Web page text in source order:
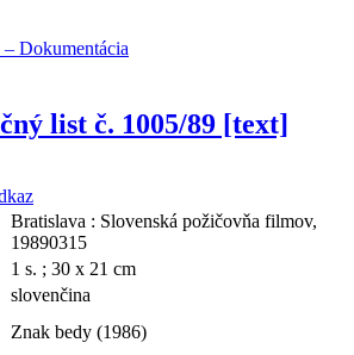
– Dokumentácia
list č. 1005/89 [text]
Bratislava : Slovenská požičovňa filmov,
19890315
1 s. ; 30 x 21 cm
slovenčina
Znak bedy (1986)